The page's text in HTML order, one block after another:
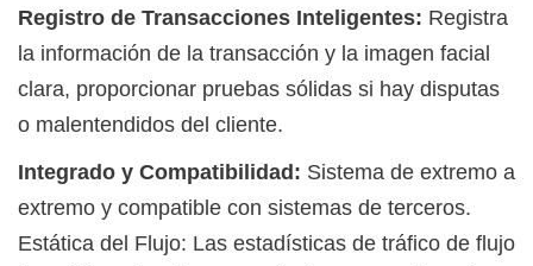
Registro de Transacciones Inteligentes: Registra
la información de la transacción y la imagen facial
clara, proporcionar pruebas sólidas si hay disputas
o malentendidos del cliente.
Integrado y Compatibilidad: Sistema de extremo a
extremo y compatible con sistemas de terceros.
Estática del Flujo: Las estadísticas de tráfico de flujo